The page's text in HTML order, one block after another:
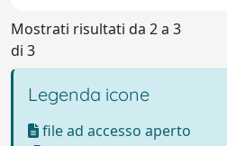
Mostrati risultati da 2 a 3
di 3
Legenda icone
file ad accesso aperto